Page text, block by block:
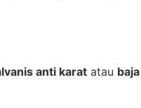
anti karat atau baja